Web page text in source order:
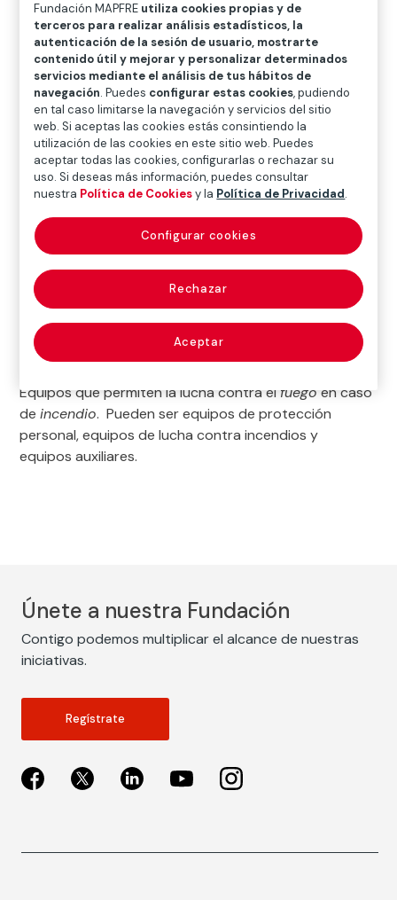
V
W X Y Z
Diccionario de seguros
equipos de
aproximación y
penetración en
incendios
(firefighting
equipment)
Equipos que permiten la lucha contra elfuegoen caso
deincendio. Pueden ser equipos de protección
personal, equipos de lucha contra incendios y
equipos auxiliares.
Únete a nuestra Fundación
Contigo podemos multiplicar el alcance de nuestras
iniciativas.
Regístrate
Fundación MAPFRE utiliza cookies propias y de
terceros para realizar análisis estadísticos, la
autenticación de la sesión de usuario, mostrarte
contenido útil y mejorar y personalizar determinados
servicios mediante el análisis de tus hábitos de
navegación. Puedes configurar estas cookies, pudiendo
en tal caso limitarse la navegación y servicios del sitio
web. Si aceptas las cookies estás consintiendo la
utilización de las cookies en este sitio web. Puedes
aceptar todas las cookies, configurarlas o rechazar su
uso. Si deseas más información, puedes consultar
nuestra Política de Cookiesy la Política de Privacidad.
Rechazar
Aceptar
Configurar cookies